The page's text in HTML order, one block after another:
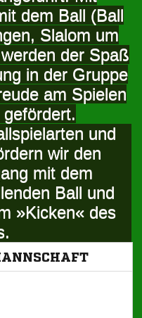
dem Ball (Ball
Slalom um
der Spaß
in der Gruppe
am Spielen
und
wir den
mit dem
Ball und
»Kicken« des